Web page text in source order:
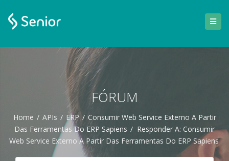
FÓRUM
Home / APIs / ERP / Consumir Web Service Externo A Partir
Das Ferramentas Do ERP Sapiens / Responder A: Consumir
Web Service Externo A Partir Das Ferramentas Do ERP Sapiens